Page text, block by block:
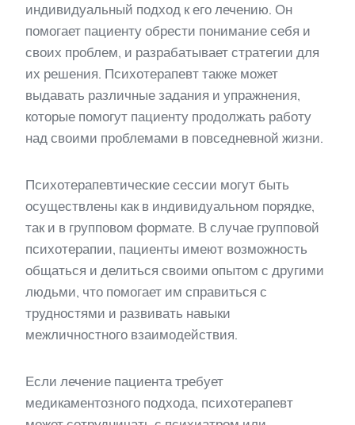
индивидуальный подход к его лечению. Он
помогает пациенту обрести понимание себя и
своих проблем, и разрабатывает стратегии для
их решения. Психотерапевт также может
выдавать различные задания и упражнения,
которые помогут пациенту продолжать работу
над своими проблемами в повседневной жизни.
Психотерапевтические сессии могут быть
осуществлены как в индивидуальном порядке,
так и в групповом формате. В случае групповой
психотерапии, пациенты имеют возможность
общаться и делиться своими опытом с другими
людьми, что помогает им справиться с
трудностями и развивать навыки
межличностного взаимодействия.
Если лечение пациента требует
медикаментозного подхода, психотерапевт